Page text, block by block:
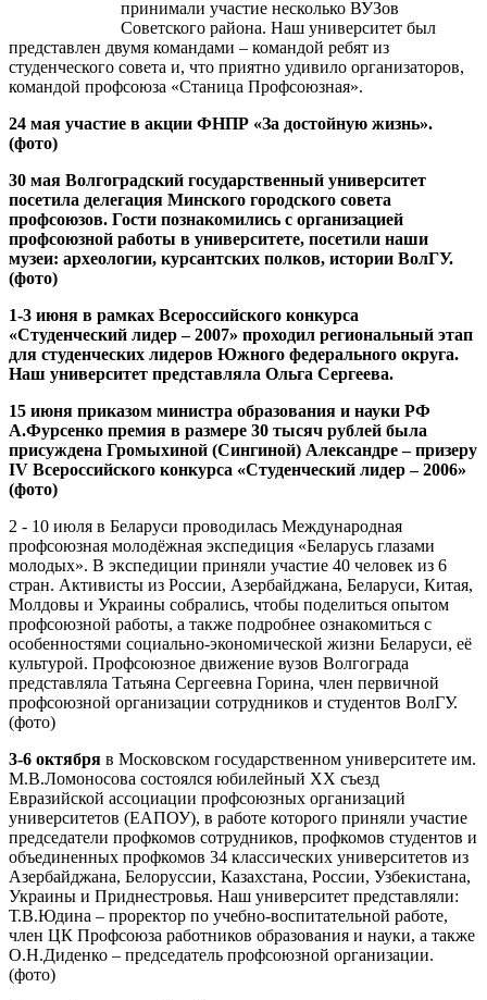
принимали участие несколько ВУЗов
Советского района. Наш университет был
представлен двумя командами – командой ребят из
студенческого совета и, что приятно удивило организаторов,
командой профсоюза «Станица Профсоюзная».
24 мая участие в акции ФНПР «За достойную жизнь».
(фото)
30 мая Волгоградский государственный университет
посетила делегация Минского городского совета
профсоюзов. Гости познакомились с организацией
профсоюзной работы в университете, посетили наши
музеи: археологии, курсантских полков, истории ВолГУ.
(фото)
1-3 июня в рамках Всероссийского конкурса
«Студенческий лидер – 2007» проходил региональный этап
для студенческих лидеров Южного федерального округа.
Наш университет представляла Ольга Сергеева.
15 июня приказом министра образования и науки РФ
А.Фурсенко премия в размере 30 тысяч рублей была
присуждена Громыхиной (Сингиной) Александре – призеру
IV Всероссийского конкурса «Студенческий лидер – 2006»
(фото)
2 - 10 июля в Беларуси проводилась Международная
профсоюзная молодёжная экспедиция «Беларусь глазами
молодых». В экспедиции приняли участие 40 человек из 6
стран. Активисты из России, Азербайджана, Беларуси, Китая,
Молдовы и Украины собрались, чтобы поделиться опытом
профсоюзной работы, а также подробнее ознакомиться с
особенностями социально-экономической жизни Беларуси, её
культурой. Профсоюзное движение вузов Волгограда
представляла Татьяна Сергеевна Горина, член первичной
профсоюзной организации сотрудников и студентов ВолГУ.
(фото)
3-6 октября в Московском государственном университете им.
М.В.Ломоносова состоялся юбилейный XX съезд
Евразийской ассоциации профсоюзных организаций
университетов (ЕАПОУ), в работе которого приняли участие
председатели профкомов сотрудников, профкомов студентов и
объединенных профкомов 34 классических университетов из
Азербайджана, Белоруссии, Казахстана, России, Узбекистана,
Украины и Приднестровья. Наш университет представляли:
Т.В.Юдина – проректор по учебно-воспитательной работе,
член ЦК Профсоюза работников образования и науки, а также
О.Н.Диденко – председатель профсоюзной организации.
(фото)